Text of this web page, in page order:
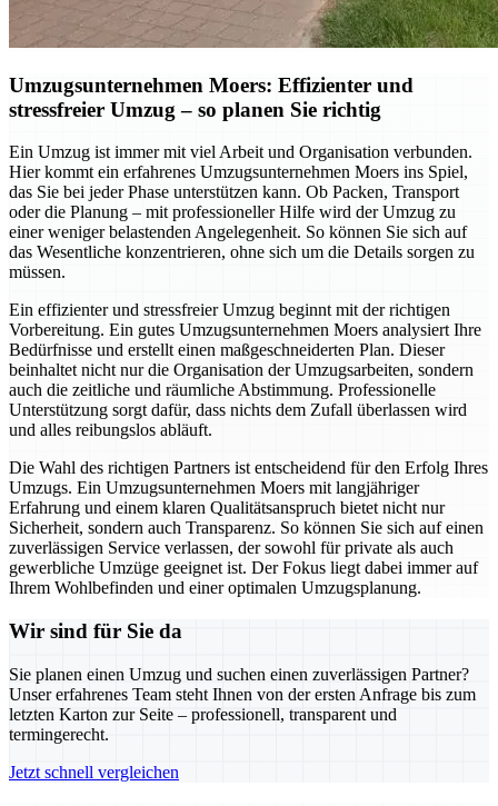
Umzugsunternehmen Moers: Effizienter und
stressfreier Umzug – so planen Sie richtig
Ein Umzug ist immer mit viel Arbeit und Organisation verbunden.
Hier kommt ein erfahrenes Umzugsunternehmen Moers ins Spiel,
das Sie bei jeder Phase unterstützen kann. Ob Packen, Transport
oder die Planung – mit professioneller Hilfe wird der Umzug zu
einer weniger belastenden Angelegenheit. So können Sie sich auf
das Wesentliche konzentrieren, ohne sich um die Details sorgen zu
müssen.
Ein effizienter und stressfreier Umzug beginnt mit der richtigen
Vorbereitung. Ein gutes Umzugsunternehmen Moers analysiert Ihre
Bedürfnisse und erstellt einen maßgeschneiderten Plan. Dieser
beinhaltet nicht nur die Organisation der Umzugsarbeiten, sondern
auch die zeitliche und räumliche Abstimmung. Professionelle
Unterstützung sorgt dafür, dass nichts dem Zufall überlassen wird
und alles reibungslos abläuft.
Die Wahl des richtigen Partners ist entscheidend für den Erfolg Ihres
Umzugs. Ein Umzugsunternehmen Moers mit langjähriger
Erfahrung und einem klaren Qualitätsanspruch bietet nicht nur
Sicherheit, sondern auch Transparenz. So können Sie sich auf einen
zuverlässigen Service verlassen, der sowohl für private als auch
gewerbliche Umzüge geeignet ist. Der Fokus liegt dabei immer auf
Ihrem Wohlbefinden und einer optimalen Umzugsplanung.
Wir sind für Sie da
Sie planen einen Umzug und suchen einen zuverlässigen Partner?
Unser erfahrenes Team steht Ihnen von der ersten Anfrage bis zum
letzten Karton zur Seite – professionell, transparent und
termingerecht.
Jetzt schnell vergleichen